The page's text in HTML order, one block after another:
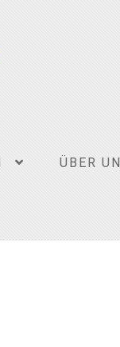
ÜBER